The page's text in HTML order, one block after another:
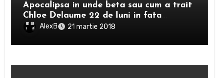
Apocalipsa in unde beta sau cum a trait
Chloe Delaume 22 de luni in fata
televizorului
AlexB 21 martie 2018